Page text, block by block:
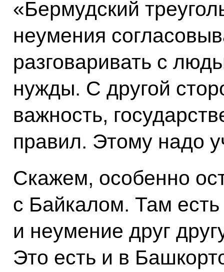
«Бермудский
неумения
разговаривать с
нужды. С другой
важность,
правил. Этому надо
Скажем, особенно
с Байкалом. Там
и неумение друг
Это есть и в